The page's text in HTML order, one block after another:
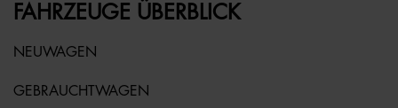
FAHRZEUGE ÜBERBLICK
NEUWAGEN
GEBRAUCHTWAGEN